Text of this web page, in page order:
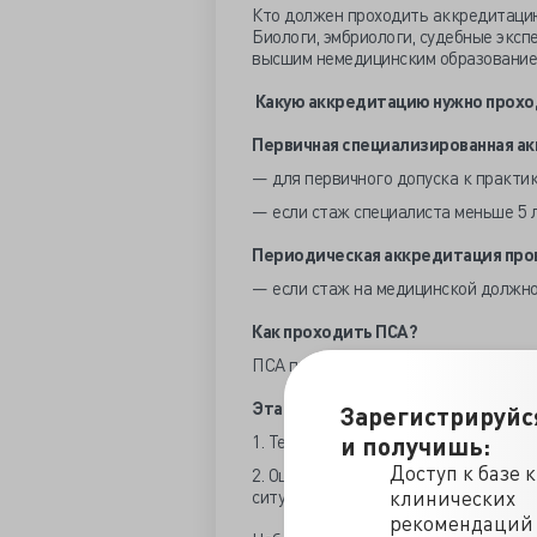
и получишь:
Доступ к базе
клинических
рекомендаций
Кто должен проходить
Биологи, эмбриологи, судебные
высшим немедицинским
Какую аккредитацию нужно
Первичная специализированная
— для первичного допуска к
— если стаж специалиста меньше 5
Периодическая аккредитация
— если стаж на медицинской
Как проходить ПСА?
ПСА проводится очно, т. е.
Этапы ПСА:
1. Тестирование.
2. Оценка практических навыков
ситуационных задач.